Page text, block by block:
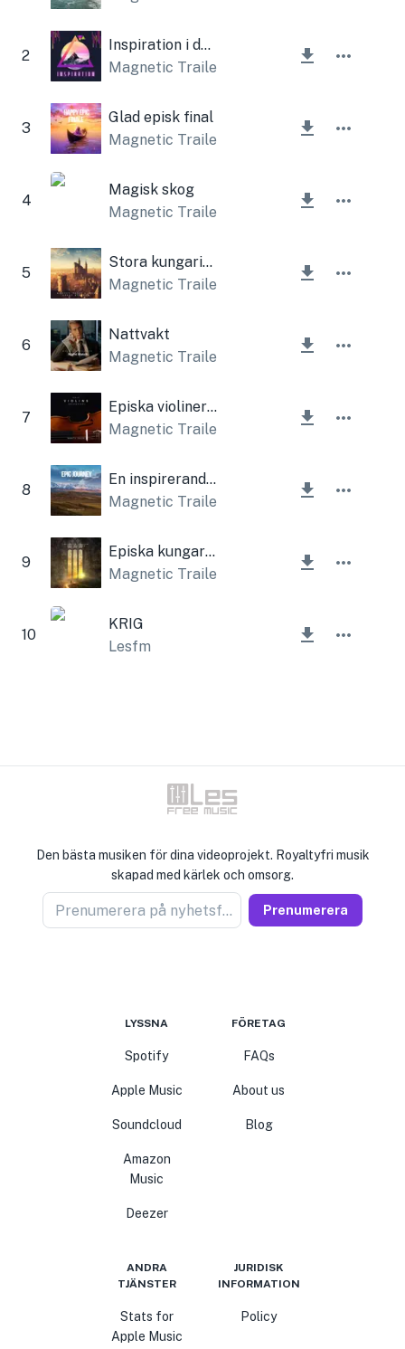
2
Inspiration i de episka bergen
Magnetic Trailer
3
Glad episk final
Magnetic Trailer
4
Magisk skog
Magnetic Trailer
5
Stora kungariket
Magnetic Trailer
6
Nattvakt
Magnetic Trailer
7
Episka violiner (orkester)
Magnetic Trailer
8
En inspirerande episk resa
Magnetic Trailer
9
Episka kungariket
Magnetic Trailer
10
KRIG
Lesfm
Den bästa musiken för dina videoprojekt. Royaltyfri musik
skapad med kärlek och omsorg.
Prenumerera på nyhetsförsäljare Prenumerera
LYSSNA
Spotify
Apple Music
Soundcloud
Amazon
Music
Deezer
FÖRETAG
FAQs
About us
Blog
ANDRA
TJÄNSTER
Stats for
Apple Music
JURIDISK
INFORMATION
Policy